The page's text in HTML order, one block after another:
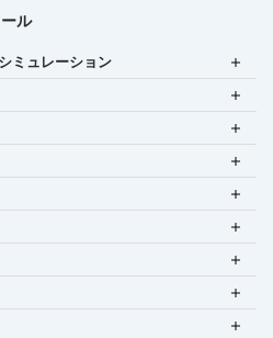
ル
ミュレーション